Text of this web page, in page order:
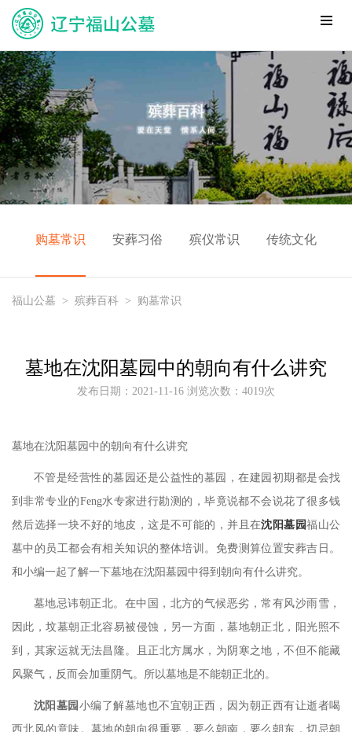
购墓常识 安葬习俗 殡仪常识 传统文化
福山公墓 > 殡葬百科 > 购墓常识
墓地在沈阳墓园中的朝向有什么讲究
发布日期：2021-11-16 浏览次数：4019次
墓地在沈阳墓园中的朝向有什么讲究
不管是经营性的墓园还是公益性的墓园，在建园初期都是会找
到非常专业的Feng水专家进行勘测的，毕竟说都不会说花了很多钱
然后选择一块不好的地皮，这是不可能的，并且在沈阳墓园福山公
墓中的员工都会有相关知识的整体培训。免费测算位置安葬吉日。
和小编一起了解一下墓地在沈阳墓园中得到朝向有什么讲究。
墓地忌讳朝 正 北。在中国，北方的气候恶劣，常有风沙雨雪，
因此，坟墓朝 正北容易被侵蚀，另一方面，墓地朝 正 北，阳光照不
到，其家运就无法昌隆。且 正 北方属水，为阴寒之地，不但不能藏
风聚气，反而会加重阴气。所以墓地是不能朝 正北的。
沈阳墓园 小编了解墓地也不宜朝 正 西，因为朝 正 西有让逝者喝
西北风的意味。墓地的朝向很重要，要么朝南，要么朝东，切忌朝